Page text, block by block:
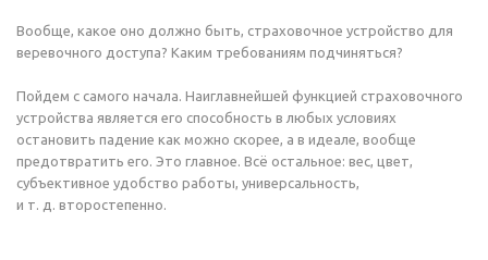
Вообще, какое оно должно быть, страховочное устройство для
веревочного доступа? Каким требованиям подчиняться?
Пойдем с самого начала. Наиглавнейшей функцией страховочного
устройства является его способность в любых условиях
остановить падение как можно скорее, а в идеале, вообще
предотвратить его. Это главное. Всё остальное: вес, цвет,
субъективное удобство работы, универсальность,
и т. д. второстепенно.